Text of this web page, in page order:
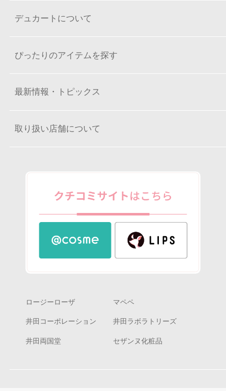
デュカートについて
ぴったりのアイテムを探す
最新情報・トピックス
取り扱い店舗について
ロージーローザ マペペ
井田コーポレーション 井田ラボラトリーズ
井田両国堂 セザンヌ化粧品